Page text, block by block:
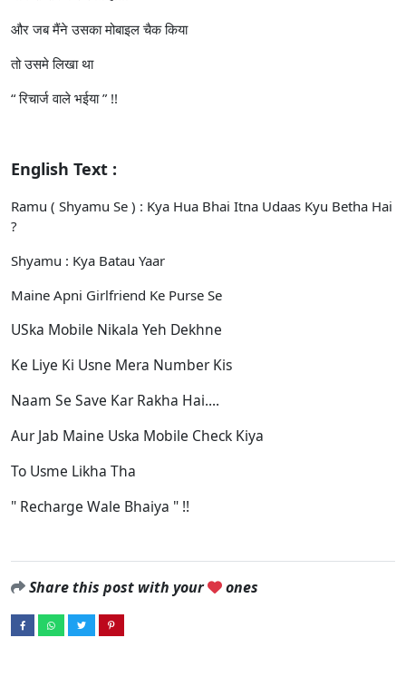
और जब मैंने उसका मोबाइल चैक किया
तो उसमे लिखा था
“ रिचार्ज वाले भईया ” !!
English Text :
Ramu ( Shyamu Se ) : Kya Hua Bhai Itna Udaas Kyu Betha Hai
?
Shyamu : Kya Batau Yaar
Maine Apni Girlfriend Ke Purse Se
USka Mobile Nikala Yeh Dekhne
Ke Liye Ki Usne Mera Number Kis
Naam Se Save Kar Rakha Hai....
Aur Jab Maine Uska Mobile Check Kiya
To Usme Likha Tha
" Recharge Wale Bhaiya " !!
Share this post with your ones